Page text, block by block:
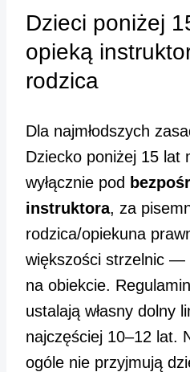
Dzieci poniżej
opieką
rodzica
Dla najmłodszych
Dziecko poniżej 15 lat
wyłącznie pod
instruktora, za
rodzica/opiekuna
większości strzelnic —
na obiekcie.
ustalają własny dolny
najczęściej 10–12 lat.
ogóle nie przyjmują